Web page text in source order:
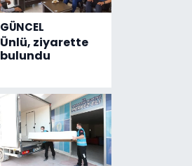
GÜNCEL
Ünlü, ziyarette
bulundu